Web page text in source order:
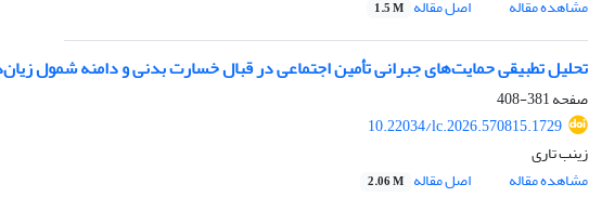
مشاهده مقاله
اصل مقاله 1.5 M
تحلیل تطبیقی حمایت‌های جبرانی تأمین اجتماعی در قبال خسارت بدنی و دامنه شمول
صفحه381-408
10.22034/lc.2026.570815.1729
زینب تاری
مشاهده مقاله
اصل مقاله 2.06 M